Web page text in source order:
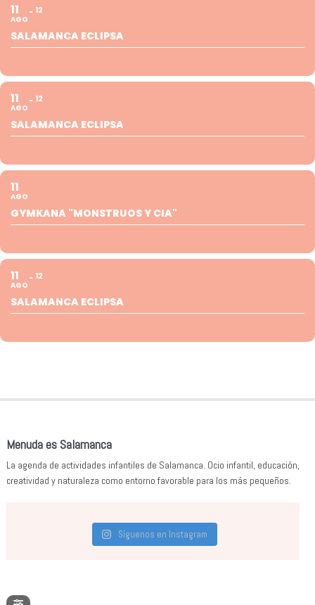
11
AGO
12
SALAMANCA ECLIPSA
11
AGO
12
SALAMANCA ECLIPSA
11
AGO
GYMKANA "MONSTRUOS Y CIA"
11
AGO
12
SALAMANCA ECLIPSA
Menuda es Salamanca
La agenda de actividades infantiles de Salamanca. Ocio infantil, educación,
creatividad y naturaleza como entorno favorable para los más pequeños.
Síguenos en Instagram